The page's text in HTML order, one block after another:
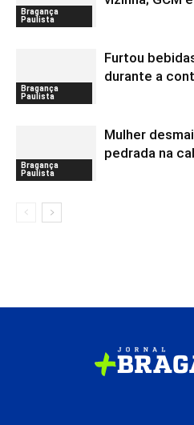
Bragança
Paulista
Bragança
Paulista
Furtou
durante a
Bragança
Paulista
Mulher
pedrada na